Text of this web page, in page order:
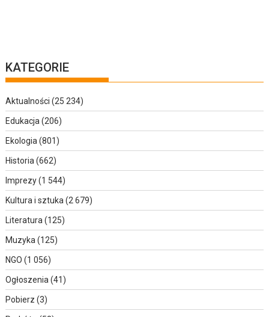
KATEGORIE
Aktualności (25 234)
Edukacja (206)
Ekologia (801)
Historia (662)
Imprezy(1 544)
Kultura i sztuka (2 679)
Literatura (125)
Muzyka (125)
NGO (1 056)
Ogłoszenia (41)
Pobierz (3)